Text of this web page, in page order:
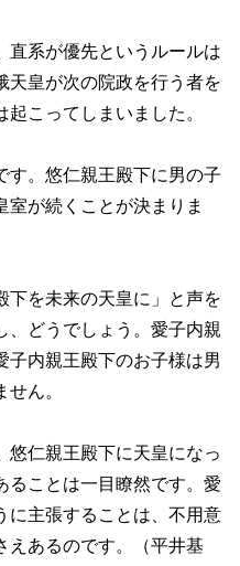
系が優先というルールは
天皇が次の院政を行う者を
こってしまいました。
。悠仁親王殿下に男の子
室が続くことが決まりま
を未来の天皇に」と声を
、どうでしょう。愛子内親
子内親王殿下のお子様は男
ん。
仁親王殿下に天皇になっ
ることは一目瞭然です。愛
に主張することは、不用意
えあるのです。（平井基